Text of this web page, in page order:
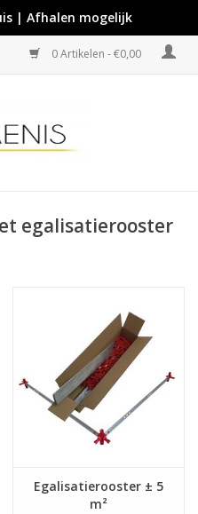
| Afhalen mogelijk
0 Artikelen - €0,00
egalisatierooster
Egalisatierooster ± 5
m²